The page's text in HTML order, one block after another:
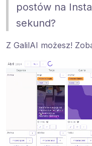
postów na
sekund?
Z GalilAI możesz!